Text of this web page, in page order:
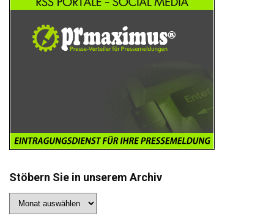
Stöbern Sie in unserem Archiv
Sie